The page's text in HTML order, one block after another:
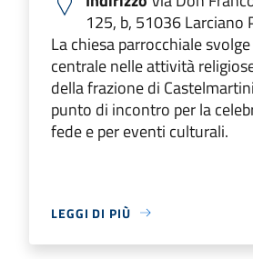
125, b, 51036 Larciano
La chiesa parrocchiale
centrale nelle attività
della frazione di
punto di incontro per la
fede e per eventi culturali.
LEGGI DI PIÙ